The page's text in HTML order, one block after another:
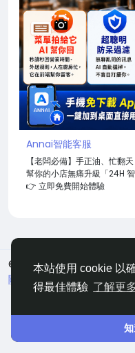
本站使用 cookie 以
得最佳體驗 了解更
知
Annai智能客服
【老闆必備】手正油、忙翻
幫你的小店無痛升級「24H
👉 立即免費開始體驗
© 2026 嘀咕
中文
關於
條款 隱私 聯絡